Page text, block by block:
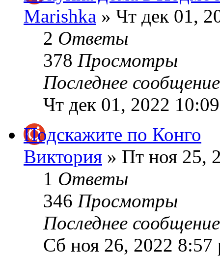
Marishka » Чт дек 01,
2 Ответы
378 Просмотры
Последнее
Чт дек 01, 2022
Подскажите по Конго
Виктория » Пт ноя 25,
1 Ответы
346 Просмотры
Последнее
Сб ноя 26, 2022 8:57